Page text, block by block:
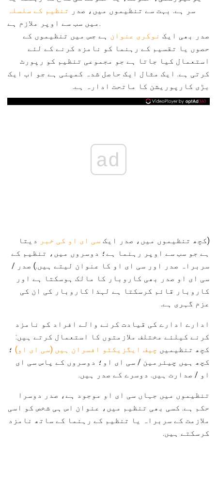
سر ہے. بہت سے تنظیموں میں، صدر
تنظیم کے سلسلہ
میں سب سے اوپر ملازم ہے.
صدر بھی ایک نوکری عنوان ہے جس میں تنظیموں کے
حصوں یا تقسیم کے رہنما کو نامزد کرنے کے لئے
استعمال کیا جاتا ہے جو مجموعی تنظیم کو رپورٹ
کرتی ہے. ایک مثال ایک حاصل شدہ کمپنی ہے جو اب ایک
بڑی کارپوریشن کا ماتحت ادارہ ہے.
ad
(کچھ تنظیموں میں، صدر ایک سی ای او کی خبر
دیتا
ہے جو سب سے اوپر رہنما ہے؛ دوسروں میں، تنظیم کے
سربراہ صدر اور سی ای او کا عنوان لیتے ہیں.) صدر /
سی ای او صدر بھی کاروبار کا مالک ہوسکتا ہے اور
کاروبار قائم کرسکتا ہے لہذا کاروبار کی ان کی
عزم گہری ہے.
ادارے ادارے کی قیادت کرنے والے افراد کو نامزد
کرنے کیلئے مختلف ملازمتوں کا استعمال کرتے ہیں:
کچھ تنظیمیں چیف ایگزیکٹو افسران ہیں (سی ای او) ؛
کچھ ہیں چیئرمین / سی ای او؛ دوسروں کے پاس سی ای
او / صدارت ہیں. دوسرے کے صدر ہیں.
تنظیموں میں جہاں سی ای او موجود ہے، صدر دوسرا
حکم ہے. کسی بھی تنظیم میں، عنوان اس ہی شخص کو اسی
ملازمت کے سربراہ یا تنظیم کے رہنما کے ساتھ نامزد
کرسکتے ہیں.